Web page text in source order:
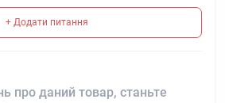
+ Додати питання
про даний товар, станьте